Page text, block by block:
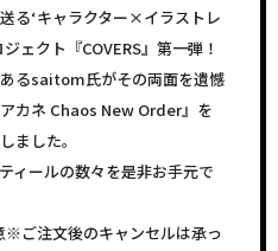
る‘キャラクター×イラストレ
ェクト『COVERS』第一弾！
るsaitom氏がその両面を遺憾
カネ Chaos New Order』を
ました。
ィールの数々を是非お手元で
※ご注文後のキャンセルは承っ